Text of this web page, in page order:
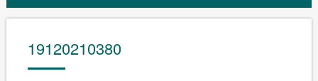
19120210380